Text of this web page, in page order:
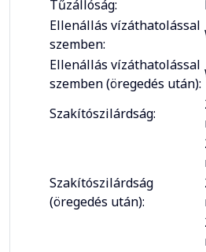
Tűzállóság:
Ellenállás vízáthatolással
szemben:
Ellenállás vízáthatolással
szemben (öregedés után):
Szakítószilárdság:
Szakítószilárdság
(öregedés után):